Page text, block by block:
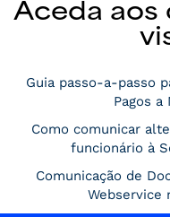
Aceda aos
Guia passo-a-passo
Pagos a
Como comunicar
funcionário à
Comunicação de
Webservice